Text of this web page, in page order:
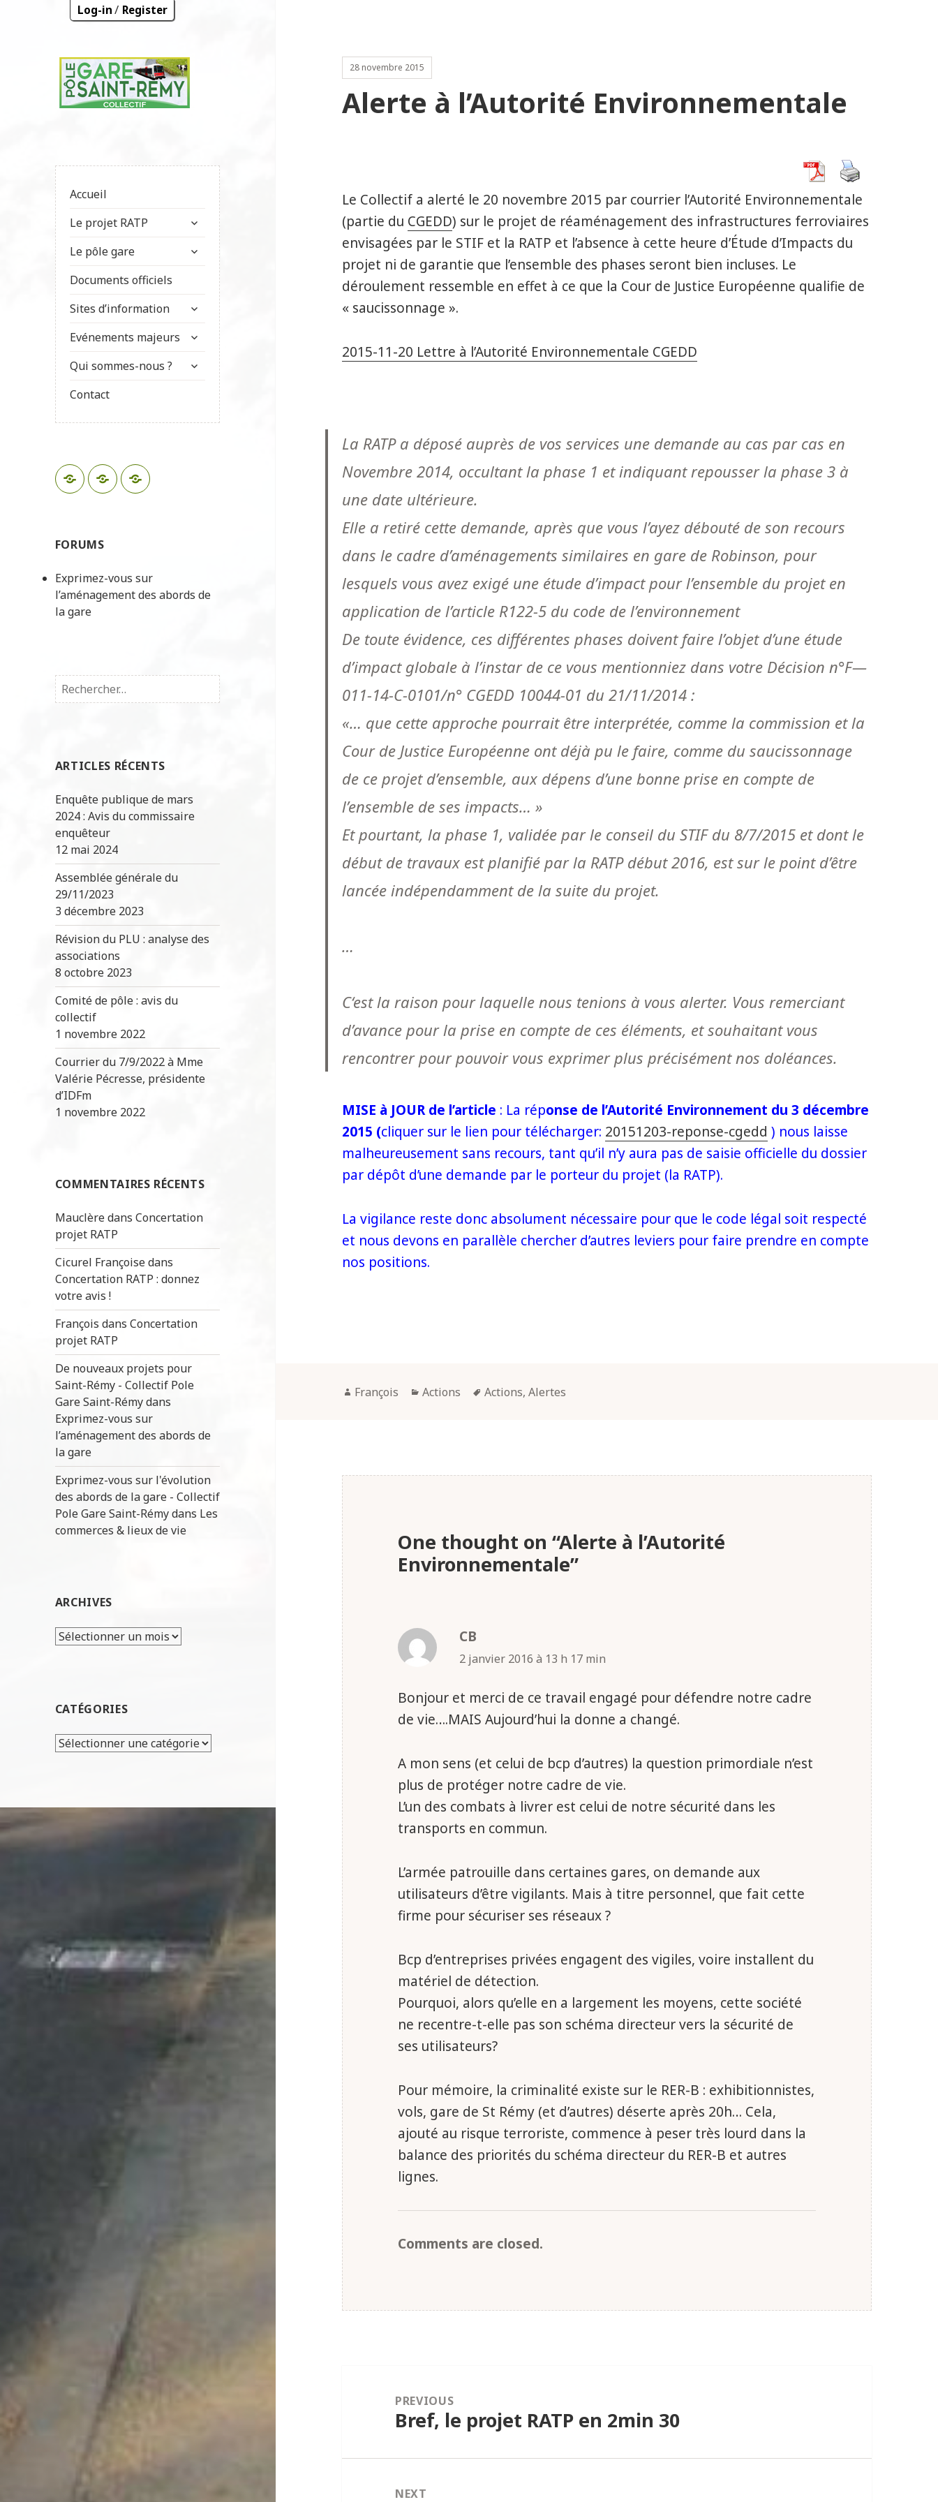
Log-in / Register
Accueil
Le projet RATP
Le pôle gare
Documents officiels
Sites d’information
Evénements majeurs
Qui sommes-nous ?
Contact
FORUMS
Exprimez-vous sur
l’aménagement des abords de
la gare
ARTICLES RÉCENTS
Enquête publique de mars
2024 : Avis du commissaire
enquêteur
12 mai 2024
Assemblée générale du
29/11/2023
3 décembre 2023
Révision du PLU : analyse des
associations
8 octobre 2023
Comité de pôle : avis du
collectif
1 novembre 2022
Courrier du 7/9/2022 à Mme
Valérie Pécresse, présidente
d’IDFm
1 novembre 2022
COMMENTAIRES RÉCENTS
Mauclèredans Concertation
projet RATP
Cicurel Françoisedans
Concertation RATP : donnez
votre avis !
François dans Concertation
projet RATP
De nouveaux projets pour
Saint-Rémy - Collectif Pole
Gare Saint-Rémydans
Exprimez-vous sur
l’aménagement des abords de
la gare
Exprimez-vous sur l'évolution
des abords de la gare - Collectif
Pole Gare Saint-Rémydans Les
commerces & lieux de vie
ARCHIVES
CATÉGORIES
28 novembre 2015
Alerte à l’Autorité Environnementale
Le Collectif a alerté le 20 novembre 2015 par courrier l’Autorité Environnementale
(partie du CGEDD) sur le projet de réaménagement des infrastructures ferroviaires
envisagées par le STIF et la RATP et l’absence à cette heure d’Étude d’Impacts du
projet ni de garantie que l’ensemble des phases seront bien incluses. Le
déroulement ressemble en effet à ce que la Cour de Justice Européenne qualifie de
« saucissonnage ».
2015-11-20 Lettre à l’Autorité Environnementale CGEDD
La RATP a déposé auprès de vos services une demande au cas par cas en
Novembre 2014, occultant la phase 1 et indiquant repousser la phase 3 à
une date ultérieure.
Elle a retiré cette demande, après que vous l’ayez débouté de son recours
dans le cadre d’aménagements similaires en gare de Robinson, pour
lesquels vous avez exigé une étude d’impact pour l’ensemble du projet en
application de l’article R122-5 du code de l’environnement
De toute évidence, ces différentes phases doivent faire l’objet d’une étude
d’impact globale à l’instar de ce vous mentionniez dans votre Décision n°F—
011-14-C-0101/n° CGEDD 10044-01 du 21/11/2014 :
«… que cette approche pourrait être interprétée, comme la commission et la
Cour de Justice Européenne ont déjà pu le faire, comme du saucissonnage
de ce projet d’ensemble, aux dépens d’une bonne prise en compte de
l’ensemble de ses impacts… »
Et pourtant, la phase 1, validée par le conseil du STIF du 8/7/2015 et dont le
début de travaux est planifié par la RATP début 2016, est sur le point d’être
lancée indépendamment de la suite du projet.
…
C‘est la raison pour laquelle nous tenions à vous alerter. Vous remerciant
d’avance pour la prise en compte de ces éléments, et souhaitant vous
rencontrer pour pouvoir vous exprimer plus précisément nos doléances.
MISE à JOUR de l’article : La réponse de l’Autorité Environnement du 3 décembre
2015 (cliquer sur le lien pour télécharger: 20151203-reponse-cgedd ) nous laisse
malheureusement sans recours, tant qu’il n’y aura pas de saisie officielle du dossier
par dépôt d’une demande par le porteur du projet (la RATP).
La vigilance reste donc absolument nécessaire pour que le code légal soit respecté
et nous devons en parallèle chercher d’autres leviers pour faire prendre en compte
nos positions.
François Actions Actions,Alertes
One thought on “Alerte à l’Autorité
Environnementale”
CB
2 janvier 2016 à 13 h 17 min
Bonjour et merci de ce travail engagé pour défendre notre cadre
de vie….MAIS Aujourd’hui la donne a changé.
A mon sens (et celui de bcp d’autres) la question primordiale n’est
plus de protéger notre cadre de vie.
L’un des combats à livrer est celui de notre sécurité dans les
transports en commun.
L’armée patrouille dans certaines gares, on demande aux
utilisateurs d’être vigilants. Mais à titre personnel, que fait cette
firme pour sécuriser ses réseaux ?
Bcp d’entreprises privées engagent des vigiles, voire installent du
matériel de détection.
Pourquoi, alors qu’elle en a largement les moyens, cette société
ne recentre-t-elle pas son schéma directeur vers la sécurité de
ses utilisateurs?
Pour mémoire, la criminalité existe sur le RER-B : exhibitionnistes,
vols, gare de St Rémy (et d’autres) déserte après 20h… Cela,
ajouté au risque terroriste, commence à peser très lourd dans la
balance des priorités du schéma directeur du RER-B et autres
lignes.
Comments are closed.
PREVIOUS
Previous
Bref, le projet RATP en 2min 30
NEXT